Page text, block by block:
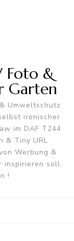
Foto &
Garten
Umweltschutz
ironischer
im DAF T244
& Tiny URL
Werbung &
inspirieren soll,
!